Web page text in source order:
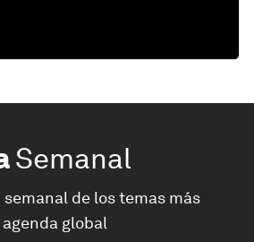
Semanal
de los temas más
global